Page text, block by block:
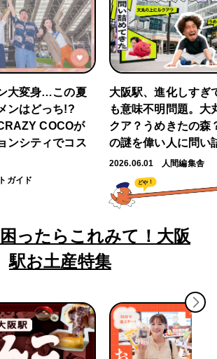
大変身…この夏
ンはどっち!?
COCOが
ンシティでコス
ガイド
大阪駅、進化しすぎ
も意味不明問題。大
クア？うめきたの森
の謎を偉い人に問い
2026.06.01 人間編集舎
どや！
ったらこれみて！大阪
駅お土産特集